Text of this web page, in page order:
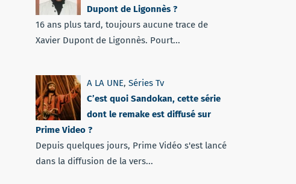
Dupont de Ligonnès ?
16 ans plus tard, toujours aucune trace de
Xavier Dupont de Ligonnès. Pourt...
A LA UNE, Séries Tv
C’est quoi Sandokan, cette série
dont le remake est diffusé sur
Prime Video ?
Depuis quelques jours, Prime Vidéo s'est lancé
dans la diffusion de la vers...